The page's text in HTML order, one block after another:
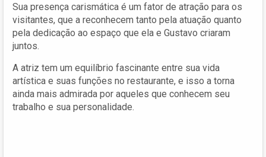
Sua presença carismática é um fator de atração para os
visitantes, que a reconhecem tanto pela atuação quanto
pela dedicação ao espaço que ela e Gustavo criaram
juntos.
A atriz tem um equilíbrio fascinante entre sua vida
artística e suas funções no restaurante, e isso a torna
ainda mais admirada por aqueles que conhecem seu
trabalho e sua personalidade.